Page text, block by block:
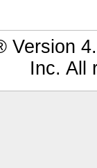
Version
Inc. All